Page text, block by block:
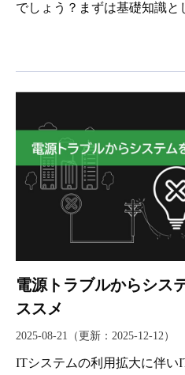
でしょう？まずは基礎知識と
電源トラブルからシス
ススメ
2025-08-21 （更新： 2025-12-12 ）
ITシステムの利用拡大に伴い